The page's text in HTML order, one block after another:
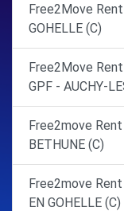
Free2Move
GOHELLE (C)
Free2Move Rent
GPF - AUCHY-
Free2move Rent
BETHUNE (C)
Free2move Rent
EN GOHELLE (C)